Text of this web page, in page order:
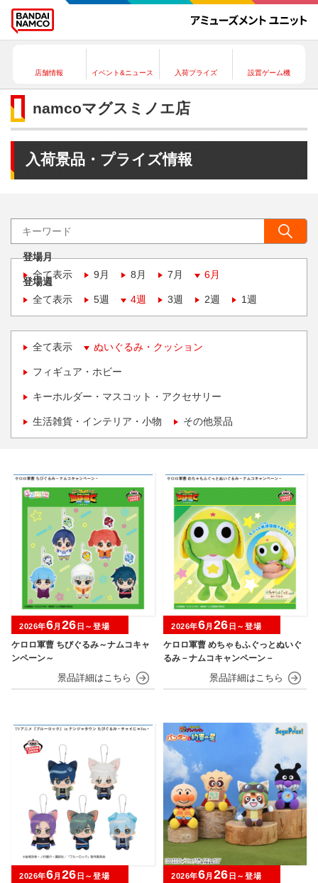
店舗情報 イベント&ニュース 入荷プライズ 設置ゲーム機
namcoマグスミノエ店
入荷景品・プライズ情報
登場月
全て表示
9月 8月 7月 6月
登場週
全て表示
5週 4週 3週 2週 1週
全て表示 ぬいぐるみ・クッション
フィギュア・ホビー
キーホルダー・マスコット・アクセサリー
生活雑貨・インテリア・小物 その他景品
ケロロ軍曹 ちびぐるみ～ナムコキャ
ンペーン～
2026年6月 26 日～登場
ケロロ軍曹 めちゃもふぐっとぬいぐ
るみ－ナムコキャンペーン－
2026年6月 26 日～登場
2026年6月 26 日～登場 2026年6月 26 日～登場